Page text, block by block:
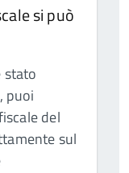
si può
stato
puoi
del
sul